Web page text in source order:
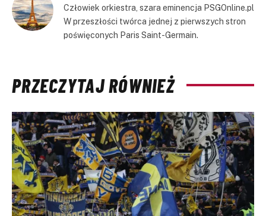
Człowiek orkiestra, szara eminencja PSGOnline.pl
W przeszłości twórca jednej z pierwszych stron
poświęconych Paris Saint-Germain.
PRZECZYTAJ RÓWNIEŻ